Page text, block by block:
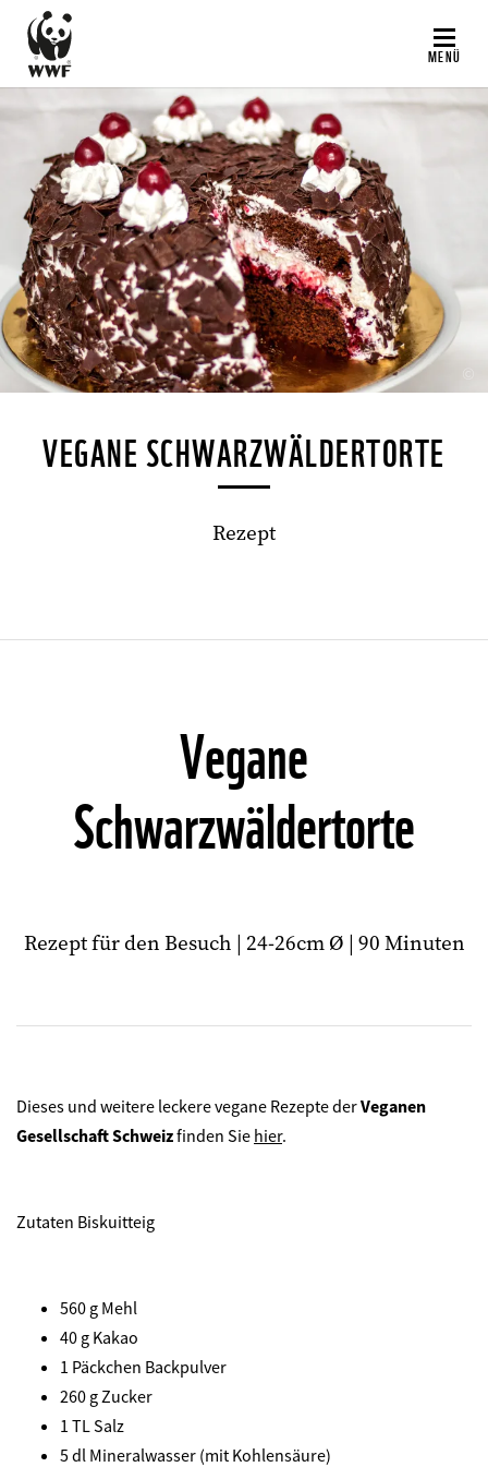
Direkt
zum
Inhalt
MENÜ
VEGANE SCHWARZWÄLDERTORTE
Rezept
Vegane
Schwarzwäldertorte
Rezept für den Besuch | 24-26cm Ø | 90 Minuten
Dieses und weitere leckere vegane Rezepte derVeganen
Gesellschaft Schweizfinden Sie hier.
Zutaten Biskuitteig
560 g Mehl
40 g Kakao
1 Päckchen Backpulver
260 g Zucker
1 TL Salz
5 dl Mineralwasser (mit Kohlensäure)